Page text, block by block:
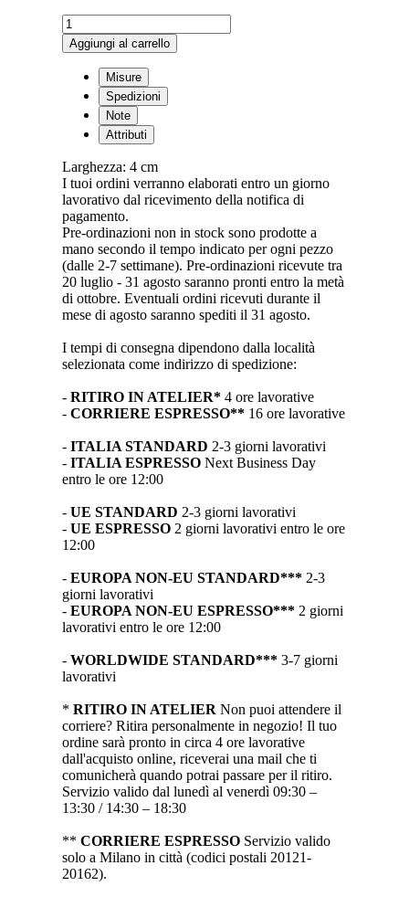
Snake
Ring
in
quantità
Aggiungi al carrello
Misure
Spedizioni
Note
Attributi
Larghezza: 4 cm
I tuoi ordini verranno elaborati entro un giorno
lavorativo dal ricevimento della notifica di
pagamento.
Pre-ordinazioni non in stock sono prodotte a
mano secondo il tempo indicato per ogni pezzo
(dalle 2-7 settimane). Pre-ordinazioni ricevute tra
20 luglio - 31 agosto saranno pronti entro la metà
di ottobre. Eventuali ordini ricevuti durante il
mese di agosto saranno spediti il 31 agosto.
I tempi di consegna dipendono dalla località
selezionata come indirizzo di spedizione:
- RITIRO IN ATELIER* 4 ore lavorative
- CORRIERE ESPRESSO** 16 ore lavorative
- ITALIA STANDARD 2-3 giorni lavorativi
- ITALIA ESPRESSO Next Business Day
entro le ore 12:00
- UE STANDARD 2-3 giorni lavorativi
- UE ESPRESSO 2 giorni lavorativi entro le ore
12:00
- EUROPA NON-EU STANDARD*** 2-3
giorni lavorativi
- EUROPA NON-EU ESPRESSO*** 2 giorni
lavorativi entro le ore 12:00
- WORLDWIDE STANDARD*** 3-7 giorni
lavorativi
* RITIRO IN ATELIER Non puoi attendere il
corriere? Ritira personalmente in negozio! Il tuo
ordine sarà pronto in circa 4 ore lavorative
dall'acquisto online, riceverai una mail che ti
comunicherà quando potrai passare per il ritiro.
Servizio valido dal lunedì al venerdì 09:30 –
13:30 / 14:30 – 18:30
** CORRIERE ESPRESSO Servizio valido
solo a Milano in città (codici postali 20121-
20162).